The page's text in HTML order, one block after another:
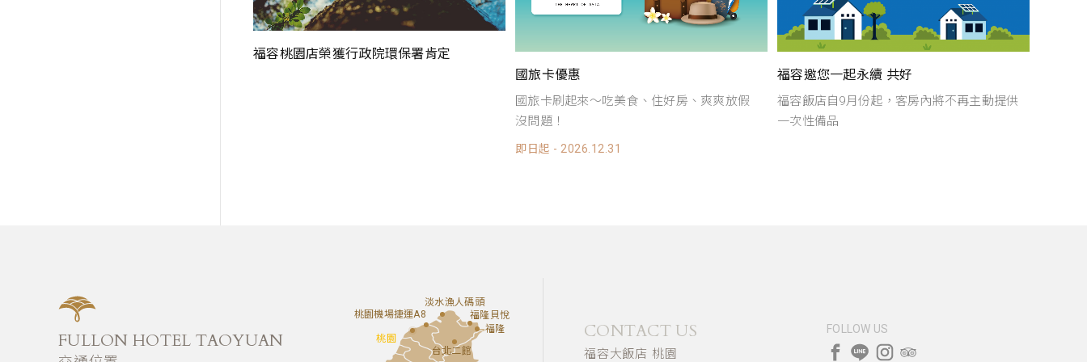
福容桃園店榮獲行政院環保署肯定
國旅卡優惠
國旅卡刷起來～吃美食、住好房、爽爽放假
即日起 - 2026.12.31
福容邀您一起永續 共好
福容飯店自9月份起，客房內將不再主動提供
一次性備品
FULLON HOTEL TAOYUAN
淡水漁人碼頭
福隆
台北二館
桃園機場捷運A8
桃園
福隆貝悅
CONTACT US
福容大飯店 桃園
FOLLOW US